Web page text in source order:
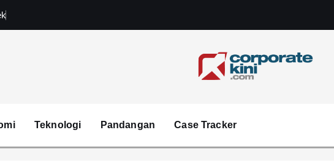
k
Teknologi Pandangan Case Tracker